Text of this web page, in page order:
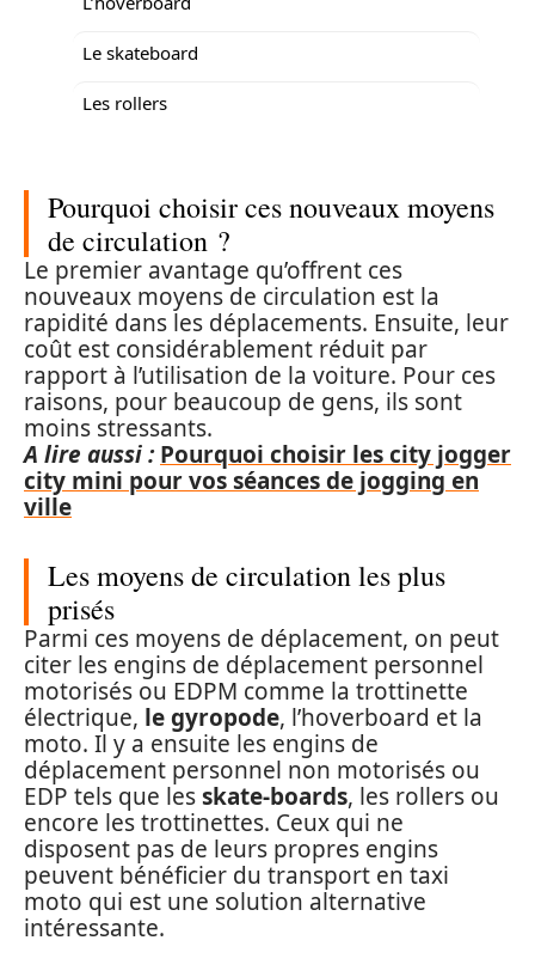
Le skateboard
Les rollers
Pourquoi choisir ces nouveaux moyens
de circulation ?
Le premier avantage qu’offrent ces
nouveaux moyens de circulation est la
rapidité dans les déplacements. Ensuite, leur
coût est considérablement réduit par
rapport à l’utilisation de la voiture. Pour ces
raisons, pour beaucoup de gens, ils sont
moins stressants.
A lire aussi : Pourquoi choisir les city jogger
city mini pour vos séances de jogging en
ville
Les moyens de circulation les plus
prisés
Parmi ces moyens de déplacement, on peut
citer les engins de déplacement personnel
motorisés ou EDPM comme la trottinette
électrique, le gyropode, l’hoverboard et la
moto. Il y a ensuite les engins de
déplacement personnel non motorisés ou
EDP tels que lesskate-boards, les rollers ou
encore les trottinettes. Ceux qui ne
disposent pas de leurs propres engins
peuvent bénéficier du transport en taxi
moto qui est une solution alternative
intéressante.